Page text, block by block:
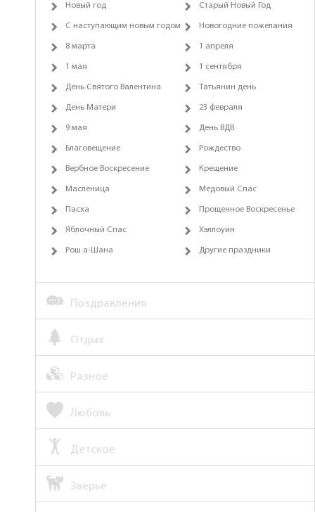
Новый год Старый Новый Год
С наступающим новым годом Новогодние пожелания
8 марта 1 апреля
1 мая 1 сентября
День Святого Валентина Татьянин день
День Матери 23 февраля
9 мая День ВДВ
Благовещение Рождество
Вербное Воскресение Крещение
Масленица Медовый Спас
Пасха Прощенное Воскресенье
Яблочный Спас Хэллоуин
Рош а-Шана Другие праздники
Поздравления
Отдых
Разное
Любовь
Детское
Зверьё